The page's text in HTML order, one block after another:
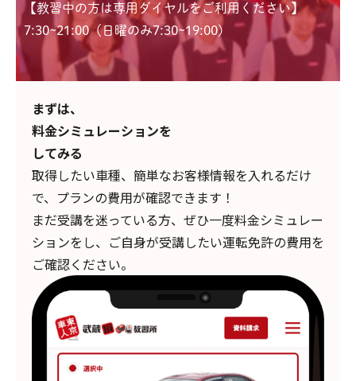
【教習中の方は専用ダイヤルをご利用ください】
7:30~21:00（日曜のみ7:30~19:00)
まずは、
料金シミュレーションを
してみる
取得したい車種、簡単なお客様情報を入れるだけ
で、 プランの費用が確認できます！
まだ受講を迷っている方、ぜひ一度料金シミュレー
ションをし、ご自身が受講したい運転免許の費用を
ご確認ください。